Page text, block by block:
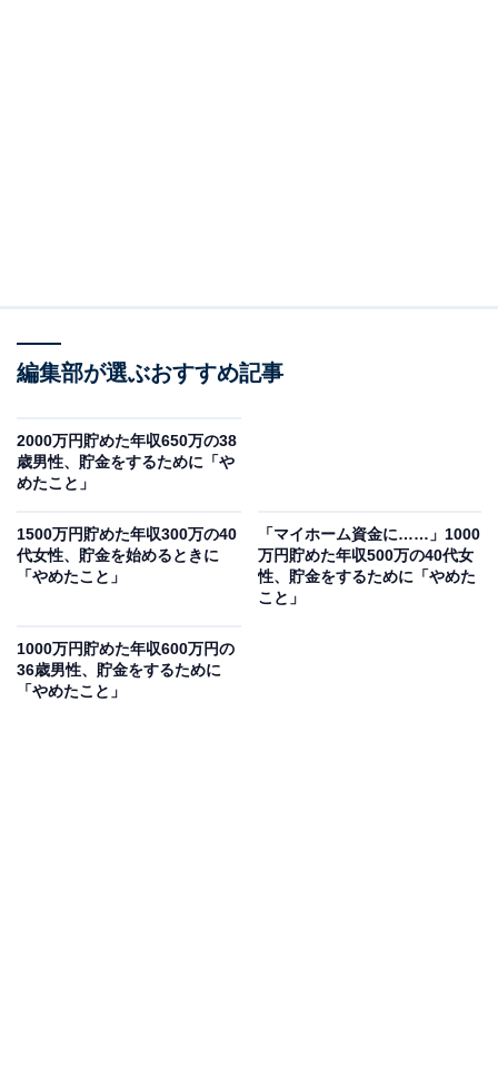
60代で貯金1000万円以上ある人の割合は？
ちなみに60代で貯金が1000万円以上ある人は、どのくら
いの割合いるのでしょうか。金融広報中央委員会が発表
編集部が選ぶおすすめ記事
2000万円貯めた年収650万の38
歳男性、貯金をするために「や
めたこと」
1500万円貯めた年収300万の40
代女性、貯金を始めるときに
「やめたこと」
「マイホーム資金に……」1000
万円貯めた年収500万の40代女
性、貯金をするために「やめた
こと」
1000万円貯めた年収600万円の
36歳男性、貯金をするために
「やめたこと」